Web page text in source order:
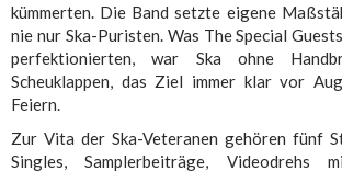
kümmerten. Die Band setzte eigene
nie nur Ska-Puristen. Was The Special
perfektionierten, war Ska ohne
Scheuklappen, das Ziel immer klar vor
Feiern.
Zur Vita der Ska-Veteranen gehören fünf
Singles, Samplerbeiträge, Videodrehs